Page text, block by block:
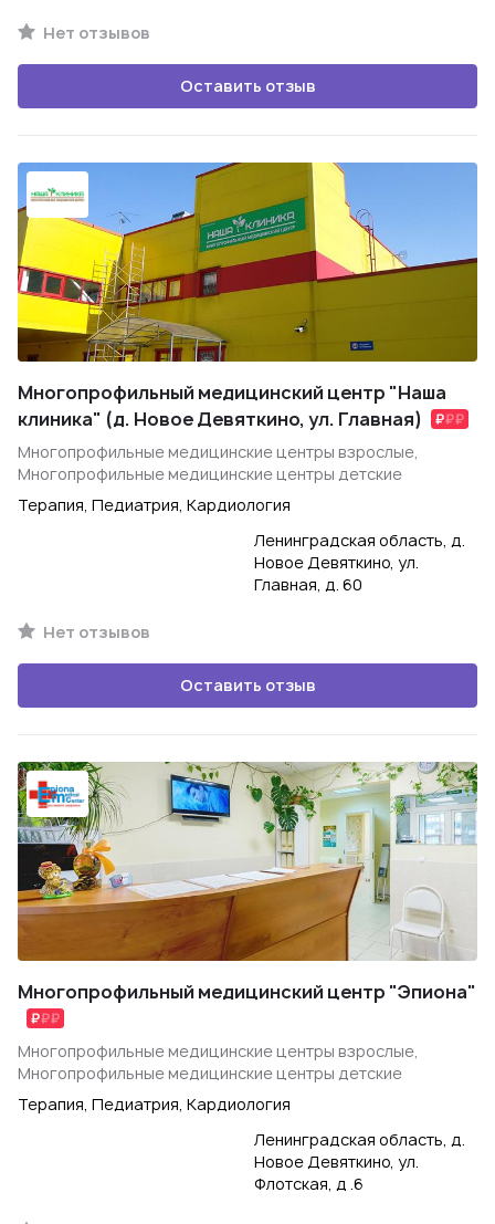
Нет отзывов
Оставить отзыв
Многопрофильный медицинский центр "Наша
клиника" (д. Новое Девяткино, ул. Главная)
Многопрофильные медицинские центры взрослые,
Многопрофильные медицинские центры детские
Терапия, Педиатрия, Кардиология
Ленинградская область, д.
Новое Девяткино, ул.
Главная, д. 60
Нет отзывов
Оставить отзыв
Многопрофильный медицинский центр "Эпиона"
Многопрофильные медицинские центры взрослые,
Многопрофильные медицинские центры детские
Терапия, Педиатрия, Кардиология
Ленинградская область, д.
Новое Девяткино, ул.
Флотская, д .6